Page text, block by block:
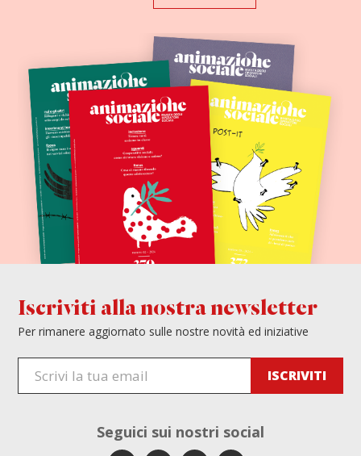
Iscriviti alla nostra newsletter
Per rimanere aggiornato sulle nostre novità ed iniziative
Seguici sui nostri social